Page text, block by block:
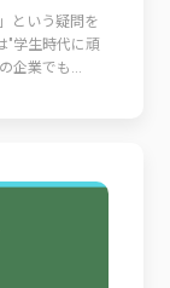
という疑問を
"学生時代に頑
企業でも...